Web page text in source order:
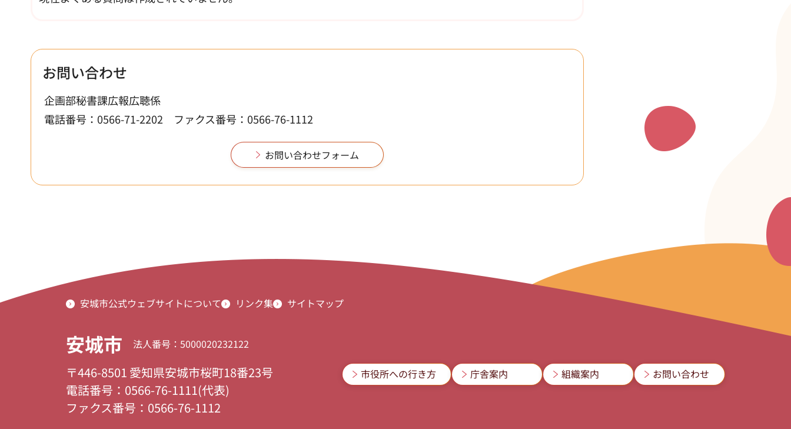
お問い合わせ
企画部秘書課広報広聴係
電話番号：0566-71-2202
ファクス番号：0566-76-1112
安城市公式ウェブサイトについて リンク集 サイトマップ
安城市 法人番号：5000020232122
〒446-8501 愛知県安城市桜町18番23号
電話番号：0566-76-1111(代表)
ファクス番号：0566-76-1112
市役所への行き方 庁舎案内 組織案内 お問い合わせ